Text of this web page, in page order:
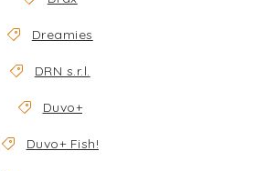
Dreamies
DRN s.r.l.
Duvo+
Duvo+ Fish!